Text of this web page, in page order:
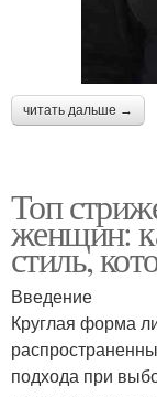
читать дальше →
Топ
женщин:
стиль,
Введение
Круглая форма
подхода при